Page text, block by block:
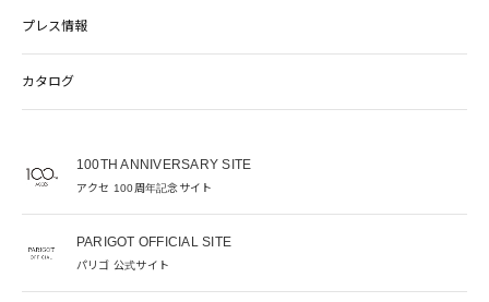
プレス情報
カタログ
100TH ANNIVERSARY SITE
アクセ 100周年記念サイト
PARIGOT OFFICIAL SITE
パリゴ 公式サイト